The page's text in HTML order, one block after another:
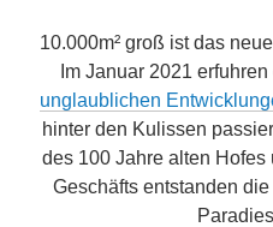
10.000m² groß ist das
Im Januar 2021
unglaublichen
hinter den Kulissen
des 100 Jahre alten Hofes
Geschäfts entstanden